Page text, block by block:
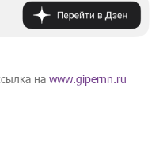
наwww.gipernn.ru